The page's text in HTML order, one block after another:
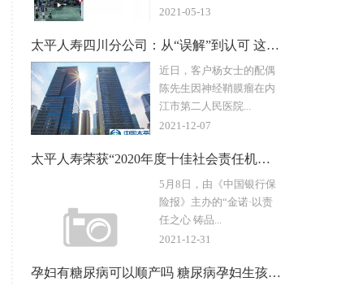
2021-05-13
太平人寿四川分公司：从“误解”到认可 这份贴心让她赞不绝口
近日，客户杨女士的配偶
陈先生因神经鞘膜瘤在内
江市第二人民医院...
2021-12-07
太平人寿荣获“2020年度十佳社会责任机构”等两项大奖
5月8日，由《中国银行保
险报》主办的“金诺·以责
任之心 铸品...
2021-12-31
孕妇有糖尿病可以顺产吗 糖尿病孕妇生孩子顺产还是剖腹产